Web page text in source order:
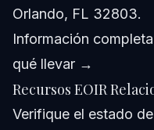
Orlando, FL 32803.
Información
qué llevar →
Recursos EOIR
Verifique el estado